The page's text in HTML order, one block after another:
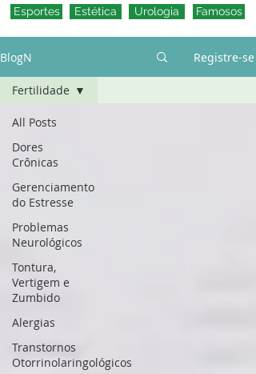
Esportes
Estética
Urologia
Famosos
BlogN Registre-se
All Posts
Dores
Crônicas
Gerenciamento
do Estresse
Problemas
Neurológicos
Tontura,
Vertigem e
Zumbido
Alergias
Transtornos
Otorrinolaringológicos
Fertilidade